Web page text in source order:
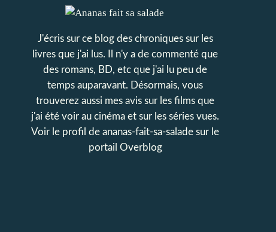
J'écris sur ce blog des chroniques sur les
livres que j'ai lus. Il n'y a de commenté que
des romans, BD, etc que j'ai lu peu de
temps auparavant. Désormais, vous
trouverez aussi mes avis sur les films que
j'ai été voir au cinéma et sur les séries vues.
Voir le profil de ananas-fait-sa-salade sur le
portail Overblog